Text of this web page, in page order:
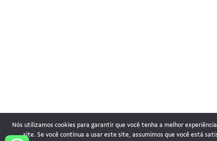
Nós utilizamos cookies para garantir que você tenha a melhor
site. Se você continua a usar este site, assumimos que você está